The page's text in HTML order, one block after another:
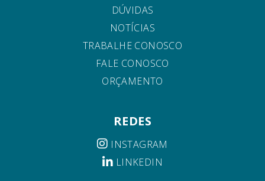
DÚVIDAS
NOTÍCIAS
TRABALHE CONOSCO
FALE CONOSCO
ORÇAMENTO
REDES
INSTAGRAM
LINKEDIN